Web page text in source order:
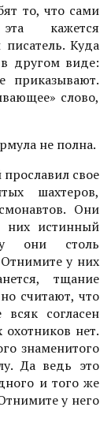
то, что сами
кажется
Куда
другом виде:
приказывают.
слово,
не полна.
свое
шахтеров,
Они
истинный
они столь
у них
тщание
считают, что
согласен
нет.
знаменитого
Да ведь это
и того же
у него